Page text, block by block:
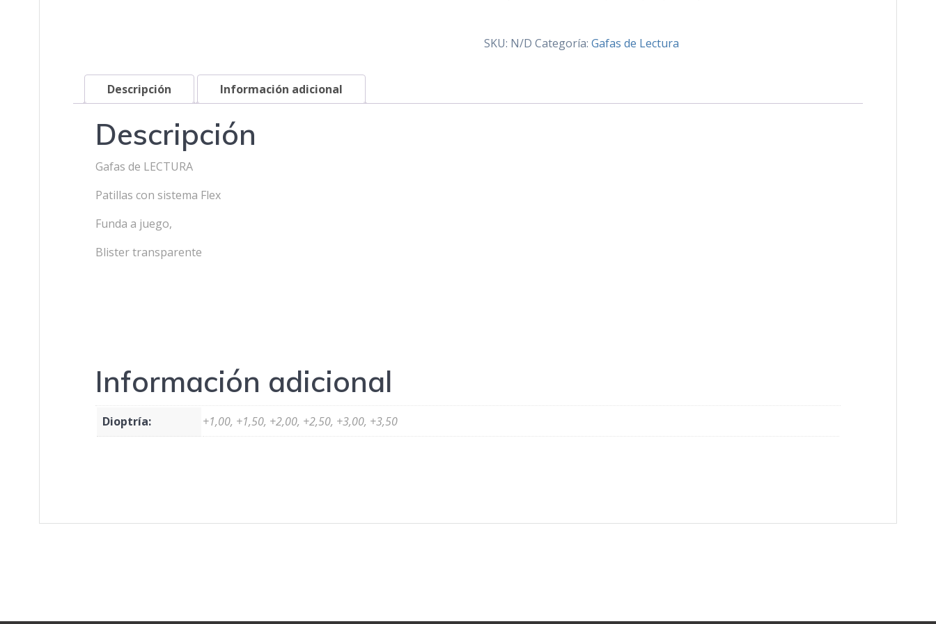
SKU: N/D Categoría: Gafas de Lectura
Descripción Información adicional
Descripción
Gafas de LECTURA
Patillas con sistema Flex
Funda a juego,
Blister transparente
Información adicional
Dioptría: +1,00, +1,50, +2,00, +2,50, +3,00, +3,50